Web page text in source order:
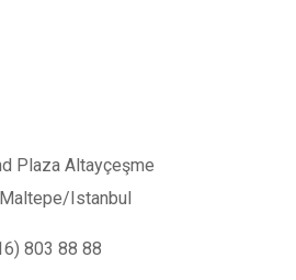
Plaza Altayçeşme
Istanbul
803 88 88